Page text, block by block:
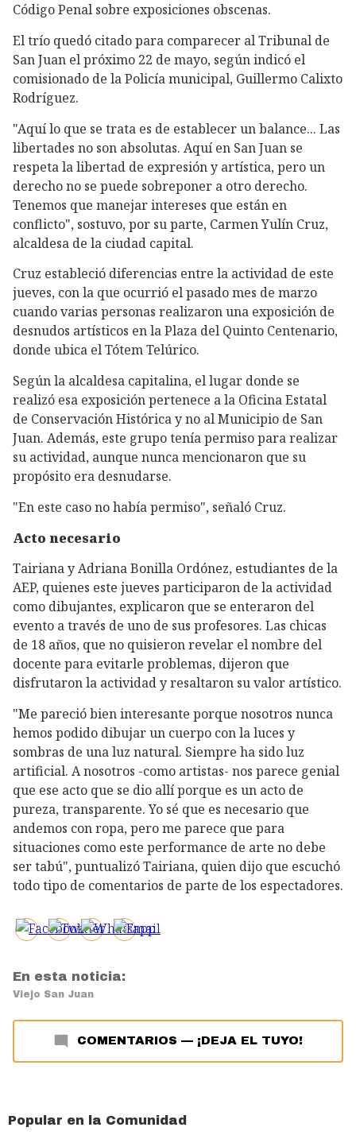
Código Penal sobre exposiciones obscenas.
El trío quedó citado para comparecer al Tribunal de
San Juan el próximo 22 de mayo, según indicó el
comisionado de la Policía municipal, Guillermo Calixto
Rodríguez.
"Aquí lo que se trata es de establecer un balance... Las
libertades no son absolutas. Aquí en San Juan se
respeta la libertad de expresión y artística, pero un
derecho no se puede sobreponer a otro derecho.
Tenemos que manejar intereses que están en
conflicto", sostuvo, por su parte, Carmen Yulín Cruz,
alcaldesa de la ciudad capital.
Cruz estableció diferencias entre la actividad de este
jueves, con la que ocurrió el pasado mes de marzo
cuando varias personas realizaron una exposición de
desnudos artísticos en la Plaza del Quinto Centenario,
donde ubica el Tótem Telúrico.
Según la alcaldesa capitalina, el lugar donde se
realizó esa exposición pertenece a la Oficina Estatal
de Conservación Histórica y no al Municipio de San
Juan. Además, este grupo tenía permiso para realizar
su actividad, aunque nunca mencionaron que su
propósito era desnudarse.
"En este caso no había permiso", señaló Cruz.
Acto necesario
Tairiana y Adriana Bonilla Ordónez, estudiantes de la
AEP, quienes este jueves participaron de la actividad
como dibujantes, explicaron que se enteraron del
evento a través de uno de sus profesores. Las chicas
de 18 años, que no quisieron revelar el nombre del
docente para evitarle problemas, dijeron que
disfrutaron la actividad y resaltaron su valor artístico.
"Me pareció bien interesante porque nosotros nunca
hemos podido dibujar un cuerpo con la luces y
sombras de una luz natural. Siempre ha sido luz
artificial. A nosotros -como artistas- nos parece genial
que ese acto que se dio allí porque es un acto de
pureza, transparente. Yo sé que es necesario que
andemos con ropa, pero me parece que para
situaciones como este performance de arte no debe
ser tabú", puntualizó Tairiana, quien dijo que escuchó
todo tipo de comentarios de parte de los espectadores.
En esta noticia:
Viejo San Juan
COMENTARIOS — ¡DEJA EL TUYO!
Popular en la Comunidad